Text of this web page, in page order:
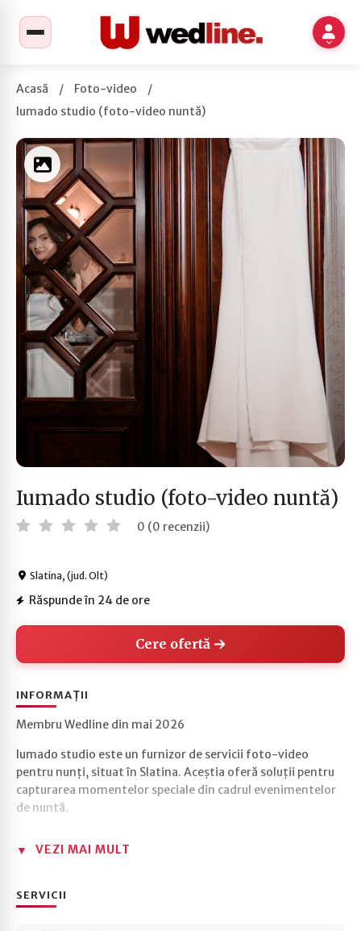
Acasă / Foto-video
/
Iumado studio (foto-video nuntă)
Iumado studio (foto-video nuntă)
0 (0 recenzii)
Slatina, (jud. Olt)
Răspunde în 24 de ore
Cere ofertă
INFORMAȚII
Membru Wedline din mai 2026
Iumado studio este un furnizor de servicii foto-video
pentru nunți, situat în Slatina. Aceștia oferă soluții pentru
capturarea momentelor speciale din cadrul evenimentelor
de nuntă.
VEZI MAI MULT
SERVICII